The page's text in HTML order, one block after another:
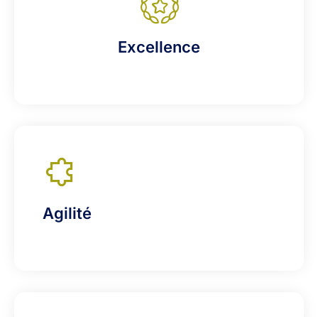
Excellence
Agilité